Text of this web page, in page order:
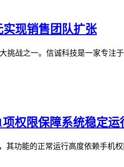
现销售团队扩张
挑战之一。信诚科技是一家专注
权限保障系统稳定运
其功能的正常运行高度依赖手机